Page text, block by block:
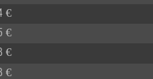
€
€
€
€